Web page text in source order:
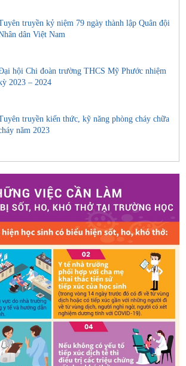
truyền kỷ niệm 79 ngày thành lập Quân đội
dân Việt Nam
hội Chi đoàn trường THCS Mỹ Phước nhiệm
2023 – 2024
truyền kiến thức, kỹ năng phòng cháy chữa
năm 2023